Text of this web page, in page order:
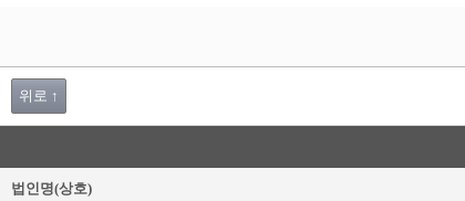
위로 ↑
법인명(상호)